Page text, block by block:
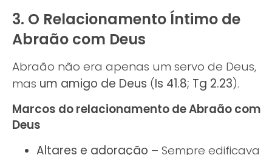
3. O Relacionamento Íntimo de
Abraão com Deus
Abraão não era apenas um servo de Deus,
mas um amigo de Deus (Is 41.8; Tg 2.23).
Marcos do relacionamento de Abraão com
Deus
Altares e adoração – Sempre edificava